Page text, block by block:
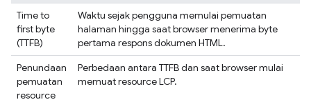
Time to
first byte
(TTFB)
Waktu sejak pengguna memulai pemuatan
halaman hingga saat browser menerima byte
pertama respons dokumen HTML.
Penundaan
pemuatan
resource
Perbedaan antara TTFB dan saat browser mulai
memuat resource LCP.